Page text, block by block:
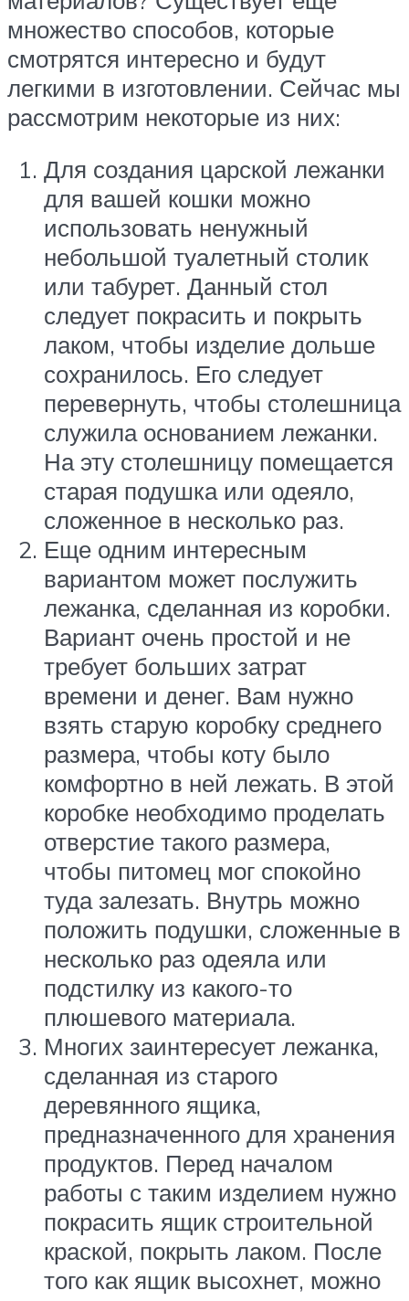
множество способов, которые
смотрятся интересно и будут
легкими в изготовлении. Сейчас мы
рассмотрим некоторые из них:
Для создания царской лежанки
для вашей кошки можно
использовать ненужный
небольшой туалетный столик
или табурет. Данный стол
следует покрасить и покрыть
лаком, чтобы изделие дольше
сохранилось. Его следует
перевернуть, чтобы столешница
служила основанием лежанки.
На эту столешницу помещается
старая подушка или одеяло,
сложенное в несколько раз.
Еще одним интересным
вариантом может послужить
лежанка, сделанная из коробки.
Вариант очень простой и не
требует больших затрат
времени и денег. Вам нужно
взять старую коробку среднего
размера, чтобы коту было
комфортно в ней лежать. В этой
коробке необходимо проделать
отверстие такого размера,
чтобы питомец мог спокойно
туда залезать. Внутрь можно
положить подушки, сложенные в
несколько раз одеяла или
подстилку из какого-то
плюшевого материала.
Многих заинтересует лежанка,
сделанная из старого
деревянного ящика,
предназначенного для хранения
продуктов. Перед началом
работы с таким изделием нужно
покрасить ящик строительной
краской, покрыть лаком. После
того как ящик высохнет, можно